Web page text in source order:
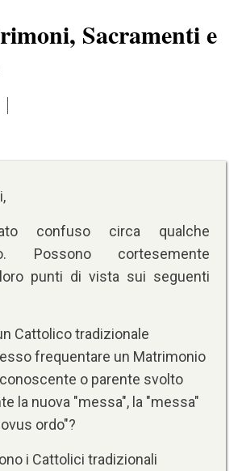
Sacramenti e
confuso circa qualche
Possono cortesemente
punti di vista sui seguenti
Cattolico tradizionale
frequentare un Matrimonio
o parente svolto
la nuova "messa", la "messa"
ordo"?
i Cattolici tradizionali